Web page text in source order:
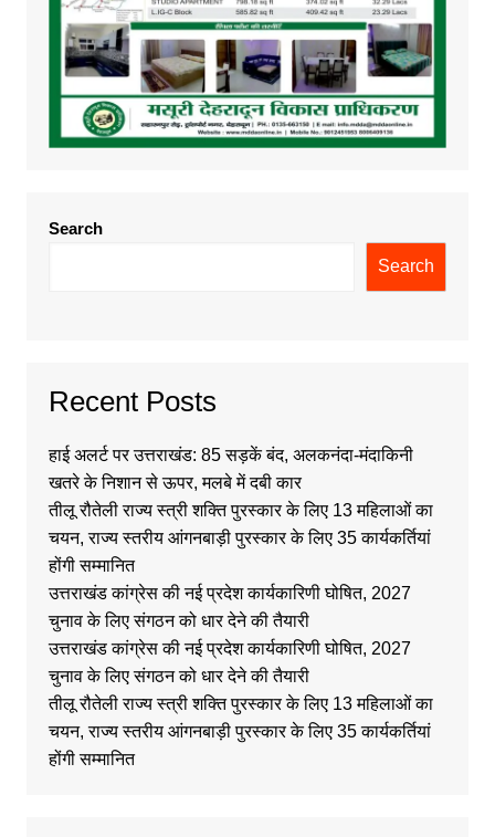
Search
Search
Recent Posts
हाई अलर्ट पर उत्तराखंड: 85 सड़कें बंद, अलकनंदा-मंदाकिनी
खतरे के निशान से ऊपर, मलबे में दबी कार
तीलू रौतेली राज्य स्त्री शक्ति पुरस्कार के लिए 13 महिलाओं का
चयन, राज्य स्तरीय आंगनबाड़ी पुरस्कार के लिए 35 कार्यकर्तियां
होंगी सम्मानित
उत्तराखंड कांग्रेस की नई प्रदेश कार्यकारिणी घोषित, 2027
चुनाव के लिए संगठन को धार देने की तैयारी
उत्तराखंड कांग्रेस की नई प्रदेश कार्यकारिणी घोषित, 2027
चुनाव के लिए संगठन को धार देने की तैयारी
तीलू रौतेली राज्य स्त्री शक्ति पुरस्कार के लिए 13 महिलाओं का
चयन, राज्य स्तरीय आंगनबाड़ी पुरस्कार के लिए 35 कार्यकर्तियां
होंगी सम्मानित